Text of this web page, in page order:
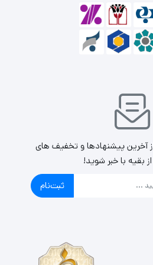
کاملاً بی‌صدایی دارد که آن را
کرده است. همچنین حسگر
آخرین پیشنهادها و تخفیف های
بقیه با خبر شوید!
ثبت‌نام